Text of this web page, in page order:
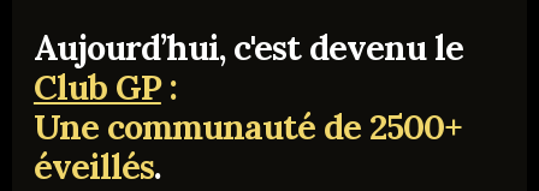
Aujourd’hui, c'est devenu le
Club GP:
Une communauté de 2500+
éveillés.